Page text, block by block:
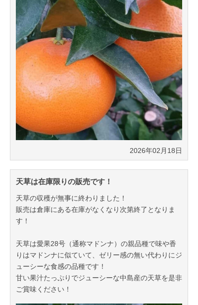
2026年02月18日
天草は在庫限りの販売です！
天草の収穫が無事に終わりました！
販売は倉庫にある在庫がなくなり次第終了となりま
す！
天草は愛果28号（通称マドンナ）の親品種で味や香
りはマドンナに似ていて、ゼリー感の無い代わりにジ
ューシーな食感の品種です！
甘い果汁たっぷりでジューシーな中島産の天草を是非
ご賞味ください！